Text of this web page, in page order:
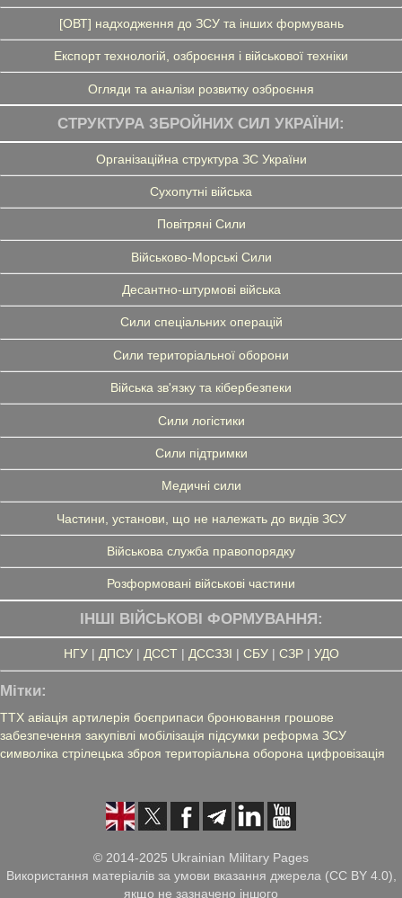
[ОВТ] надходження до ЗСУ та інших формувань
Експорт технологій, озброєння і військової техніки
Огляди та аналізи розвитку озброєння
СТРУКТУРА ЗБРОЙНИХ СИЛ УКРАЇНИ:
Організаційна структура ЗС України
Сухопутні війська
Повітряні Сили
Військово-Морські Сили
Десантно-штурмові війська
Сили спеціальних операцій
Сили територіальної оборони
Війська зв'язку та кібербезпеки
Сили логістики
Сили підтримки
Медичні сили
Частини, установи, що не належать до видів ЗСУ
Військова служба правопорядку
Розформовані військові частини
ІНШІ ВІЙСЬКОВІ ФОРМУВАННЯ:
НГУ| ДПСУ| ДССТ| ДССЗЗІ | СБУ| СЗР| УДО
Мітки:
ТТХ авіація артилерія боєприпаси бронювання грошове
забезпечення закупівлі мобілізація підсумки реформа ЗСУ
символіка стрілецька зброя територіальна оборона цифровізація
© 2014-2025 Ukrainian Military Pages
Використання матеріалів за умови вказання джерела (CC BY 4.0),
якщо не зазначено іншого